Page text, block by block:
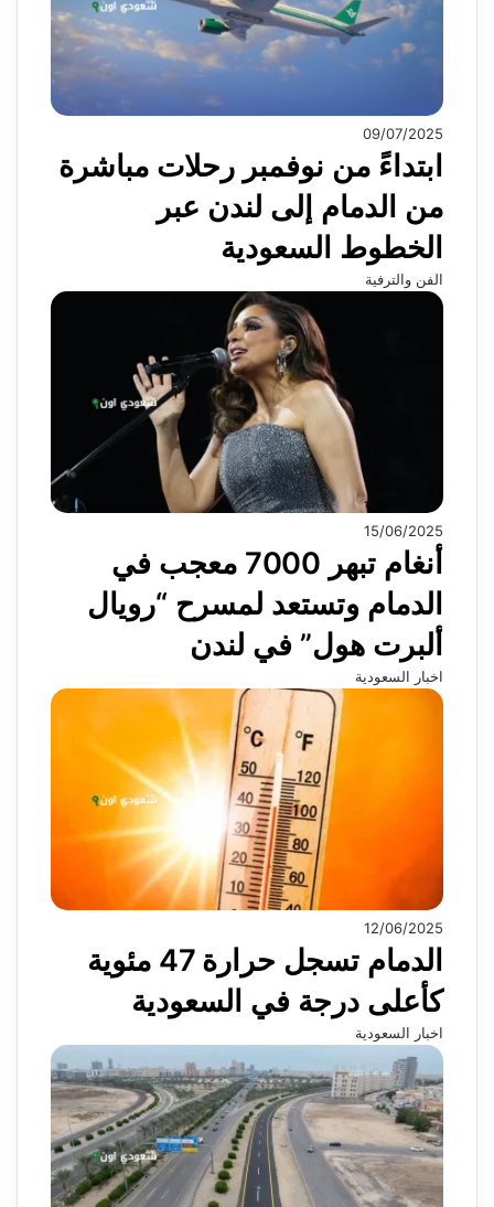
09/07/2025
ابتداءً من نوفمبر رحلات مباشرة
من الدمام إلى لندن عبر
الخطوط السعودية
الفن والترفية
15/06/2025
أنغام تبهر 7000 معجب في
الدمام وتستعد لمسرح “رويال
ألبرت هول” في لندن
اخبار السعودية
12/06/2025
الدمام تسجل حرارة 47 مئوية
كأعلى درجة في السعودية
اخبار السعودية